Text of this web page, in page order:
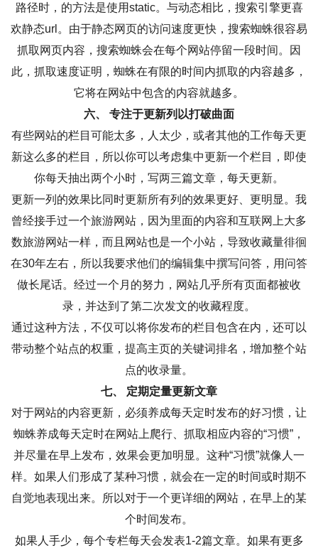
路径时，的方法是使用static。与动态相比，搜索引擎更喜
欢静态url。由于静态网页的访问速度更快，搜索蜘蛛很容易
抓取网页内容，搜索蜘蛛会在每个网站停留一段时间。因
此，抓取速度证明，蜘蛛在有限的时间内抓取的内容越多，
它将在网站中包含的内容就越多。
六、 专注于更新列以打破曲面
有些网站的栏目可能太多，人太少，或者其他的工作每天更
新这么多的栏目，所以你可以考虑集中更新一个栏目，即使
你每天抽出两个小时，写两三篇文章，每天更新。
更新一列的效果比同时更新所有列的效果更好、更明显。我
曾经接手过一个旅游网站，因为里面的内容和互联网上大多
数旅游网站一样，而且网站也是一个小站，导致收藏量徘徊
在30年左右，所以我要求他们的编辑集中撰写问答，用问答
做长尾话。经过一个月的努力，网站几乎所有页面都被收
录，并达到了第二次发文的收藏程度。
通过这种方法，不仅可以将你发布的栏目包含在内，还可以
带动整个站点的权重，提高主页的关键词排名，增加整个站
点的收录量。
七、 定期定量更新文章
对于网站的内容更新，必须养成每天定时发布的好习惯，让
蜘蛛养成每天定时在网站上爬行、抓取相应内容的“习惯”，
并尽量在早上发布，效果会更加明显。这种“习惯”就像人一
样。如果人们形成了某种习惯，就会在一定的时间或时期不
自觉地表现出来。所以对于一个更详细的网站，在早上的某
个时间发布。
如果人手少，每个专栏每天会发表1-2篇文章。如果有更多